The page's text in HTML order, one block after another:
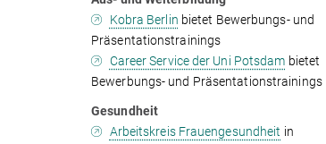
Kobra Berlin bietet Bewerbungs- und
Präsentationstrainings
Career Service der Uni Potsdam bietet
Bewerbungs- und Präsentationstrainings
Gesundheit
Arbeitskreis Frauengesundheit in